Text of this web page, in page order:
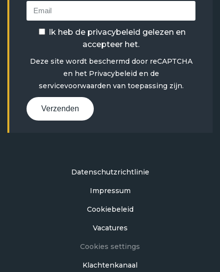
Ik heb de privacybeleid gelezen en
accepteer het.
Deze site wordt beschermd door reCAPTCHA
en het Privacybeleiden de
servicevoorwaarden van toepassing zijn.
Verzenden
Datenschutzrichtlinie
Impressum
Cookiebeleid
Vacatures
Cookies settings
Klachtenkanaal